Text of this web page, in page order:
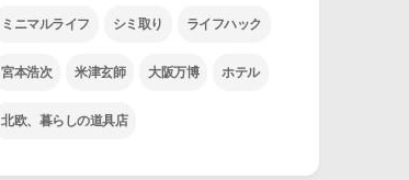
ミニマルライフ シミ取り ライフハック
宮本浩次 米津玄師 大阪万博 ホテル
北欧、暮らしの道具店